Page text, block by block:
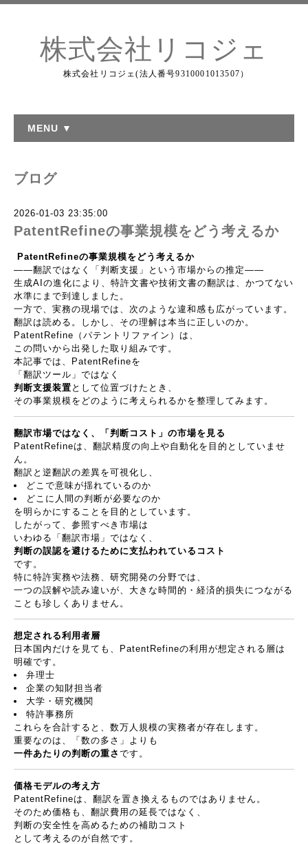
株式会社リコジェ
株式会社リコジェ(法人番号9310001013507）
MENU ▼
ブログ
2026-01-03 23:35:00
PatentRefineの事業規模をどう考えるか
PatentRefineの事業規模をどう考えるか
――翻訳ではなく「判断支援」という市場からの推定――
生成AIの進化により、特許文書や技術文書の翻訳は、かつてない
水準にまで到達しました。
一方で、実務の現場では、次のような違和感も広がっています。
翻訳は読める。しかし、その理解は本当に正しいのか。
PatentRefine （パテントリファイン）は、
この問いから出発した取り組みです。
本記事では、 PatentRefineを
「翻訳ツール」ではなく
判断支援装置 として位置づけたとき、
その事業規模をどのように考えられるかを整理してみます。
翻訳市場ではなく、「判断コスト」の市場を見る
PatentRefineは、翻訳精度の向上や自動化を目的としていませ
ん。
翻訳と逆翻訳の差異を可視化し、
どこで意味が揺れているのか
どこに人間の判断が必要なのか
を明らかにすることを目的としています。
したがって、参照すべき市場は
いわゆる「翻訳市場」ではなく、
判断の誤認を避けるために支払われているコスト
です。
特に特許実務や法務、研究開発の分野では、
一つの誤解や読み違いが、大きな時間的・経済的損失につながる
ことも珍しくありません。
想定される利用者層
日本国内だけを見ても、 PatentRefineの利用が想定される層は
明確です。
弁理士
企業の知財担当者
大学・研究機関
特許事務所
これらを合計すると、数万人規模の実務者が存在します。
重要なのは、「数の多さ」よりも
一件あたりの判断の重さ です。
価格モデルの考え方
PatentRefineは、翻訳を置き換えるものではありません。
そのため価格も、翻訳費用の延長ではなく、
判断の安全性を高めるための補助コスト
として考えるのが自然です。